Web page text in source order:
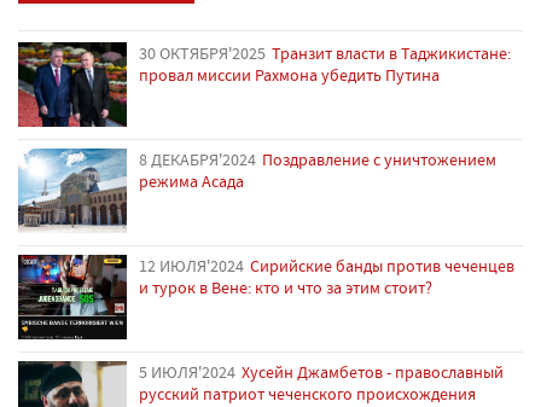
30 ОКТЯБРЯ'2025 Транзит власти в Таджикистане:
провал миссии Рахмона убедить Путина
8 ДЕКАБРЯ'2024 Поздравление с уничтожением
режима Асада
12 ИЮЛЯ'2024 Сирийские банды против чеченцев
и турок в Вене: кто и что за этим стоит?
5 ИЮЛЯ'2024 Хусейн Джамбетов - православный
русский патриот чеченского происхождения